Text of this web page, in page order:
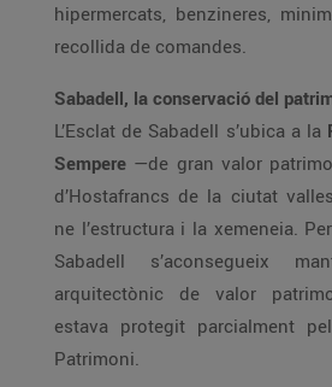
hipermercats, benzineres,
recollida de comandes.
Sabadell, la conservació del
L’Esclat de Sabadell s’ubica a la
Sempere —de gran valor
d’Hostafrancs de la ciutat
ne l’estructura i la xemeneia.
Sabadell s’aconsegueix
arquitectònic de valor
estava protegit parcialment
Patrimoni.